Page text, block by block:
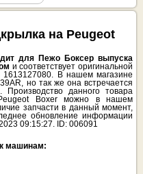
на Peugeot
для Пежо Боксер выпуска
и соответствует оригинальной
В нашем магазине
но так же она встречается
Производство данного товара
Boxer можно в нашем
запчасти в данный момент,
обновление информации
09:15:27. ID: 006091
машинам: